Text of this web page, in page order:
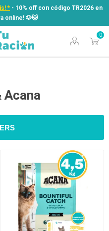
* - 10% off con código TR2026 en
online! ​🐶​🐱
0
*
- 10% off con código TR2026 en
online! ​🐶​🐱
Acana